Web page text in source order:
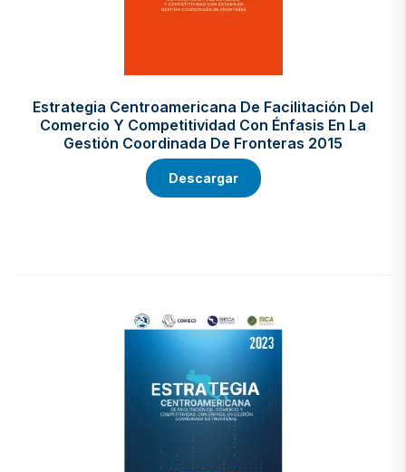
Estrategia Centroamericana De Facilitación Del
Comercio Y Competitividad Con Énfasis En La
Gestión Coordinada De Fronteras 2015
Descargar